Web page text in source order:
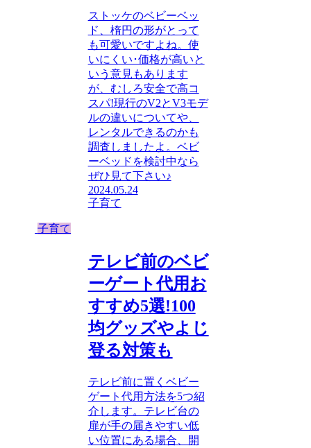
ストッケのベビーベッ
ド、楕円の形がとって
も可愛いですよね。使
いにくい･価格が高いと
いう意見もあります
が、むしろ安全で高コ
スパ!現行のV2とV3モデ
ルの違いについてや、
レンタルできるのかも
調査しましたよ。ベビ
ーベッドを検討中なら
ぜひ見て下さい♪
2024.05.24
子育て
子育て
テレビ前のベビ
ーゲート代用お
すすめ5選!100
均グッズやよじ
登る対策も
テレビ前に置くベビー
ゲート代用方法を5つ紹
介します。テレビ台の
扉が手の届きやすい低
い位置にある場合、開